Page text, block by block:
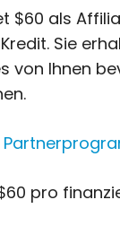
$60 als
Sie
von Ihnen
pro